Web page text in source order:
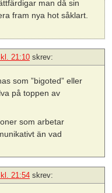
man då sin
fram nya hot såklart.
21:10 skrev:
som ”bigoted” eller
på toppen av
som arbetar
än vad
21:54 skrev: